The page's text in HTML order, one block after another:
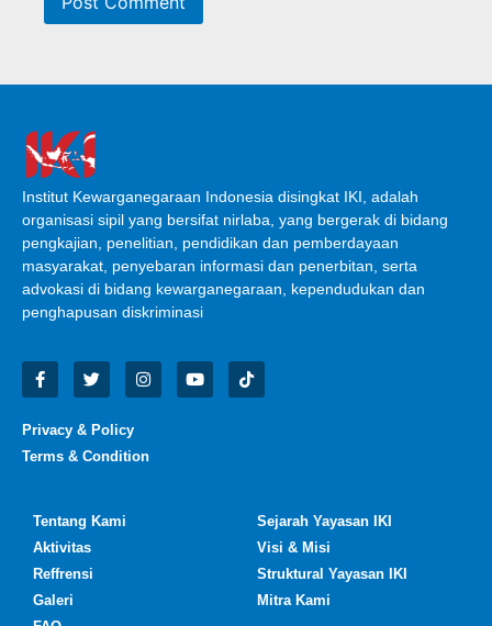
Institut Kewarganegaraan Indonesia disingkat IKI, adalah
organisasi sipil yang bersifat nirlaba, yang bergerak di bidang
pengkajian, penelitian, pendidikan dan pemberdayaan
masyarakat, penyebaran informasi dan penerbitan, serta
advokasi di bidang kewarganegaraan, kependudukan dan
penghapusan diskriminasi
Privacy & Policy
Terms & Condition
Tentang Kami
Aktivitas
Reffrensi
Galeri
Sejarah Yayasan IKI
Visi & Misi
Struktural Yayasan IKI
Mitra Kami